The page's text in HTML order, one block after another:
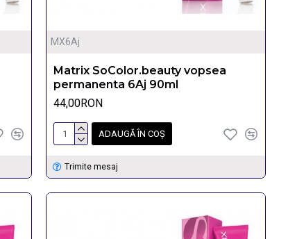
MX6Aj
Matrix SoColor.beauty vopsea
permanenta 6Aj 90ml
44,00RON
ADAUGĂ ÎN COŞ
Trimite mesaj